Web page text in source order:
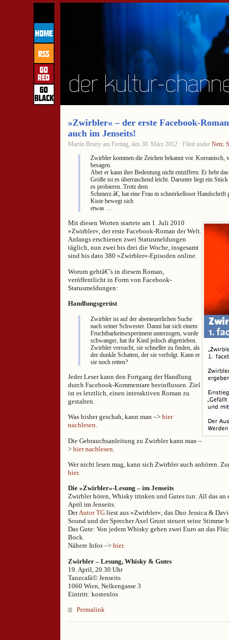
»Zwirbler« – der erste Facebook-
auch im Jenseits!
Martin Bruny am Freitag, den 30. März 2012 · Filed under Netz,
Zwirbler kommen die Zeichen bekannt vor. Koreanisch,
besagen.
Aber er kann ihre Bedeutung nicht entziffern. Er hebt
Größe ist es überraschend leicht. Darunter liegt ein
es probieren. Trotz dem
Schmerz.â€, hat eine Frau in schnörkelloser Handschrift
Kiste bewegt sich
etwas …
Mit diesen Worten startete am 1. Juli 2010
»Zwirbler«, der erste Facebook-Roman der Welt.
Anfangs erschienen zwei Statusmeldungen
täglich, nun zwei bis drei die Woche, insgesamt
sind bis dato 380 »Zwirbler«-Episoden online.
Worum gehtâ€˜s in diesem Roman,
veröffentlicht in Form von Facebook-
Statusmeldungen:
Handlungsgerüst
Zwirbler ist auf der abenteuerlichen Suche
nach seiner Schwester. Danni hat sich einem
Fruchtbarkeitsexperiment unterzogen, wurde
schwanger, hat ihr Kind jedoch abgetrieben.
Zwirbler versucht, sie schneller zu finden, als
der dunkle Schatten, der sie verfolgt. Kann er
sie noch retten?
Jeder Leser kann den Fortgang der Handlung
durch Facebook-Kommentare beeinflussen. Ziel
ist es letztlich, einen interaktiven Roman zu
gestalten.
Was bisher geschah, kann man –> hier
nachlesen.
Die Gebrauchsanleitung zu Zwirbler kann man –
> hier nachlesen
Wer nicht lesen mag, kann sich Zwirbler auch anhören.
hier.
Die »Zwirbler«-Lesung – im Jenseits
Zwirbler hören, Whisky trinken und Gutes tun: All das an
April im Jenseits.
DerAutor TG liest aus »Zwirbler«, das Duo Jessica &
Sound und der Sprecher Axel Grunt steuert seine Stimme
Das Gute: Von jedem Whisky gehen zwei Euro an das
Bock.
Nähere Infos –> hier.
Zwirbler – Lesung, Whisky & Gutes
19. April, 20.30 Uhr
Tanzcafà© Jenseits
1060 Wien, Nelkengasse 3
Eintritt: kostenlos
Permalink